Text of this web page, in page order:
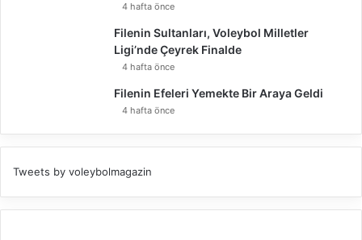
4 hafta önce
Filenin Sultanları, Voleybol Milletler
Ligi’nde Çeyrek Finalde
4 hafta önce
Filenin Efeleri Yemekte Bir Araya Geldi
4 hafta önce
Tweets by voleybolmagazin